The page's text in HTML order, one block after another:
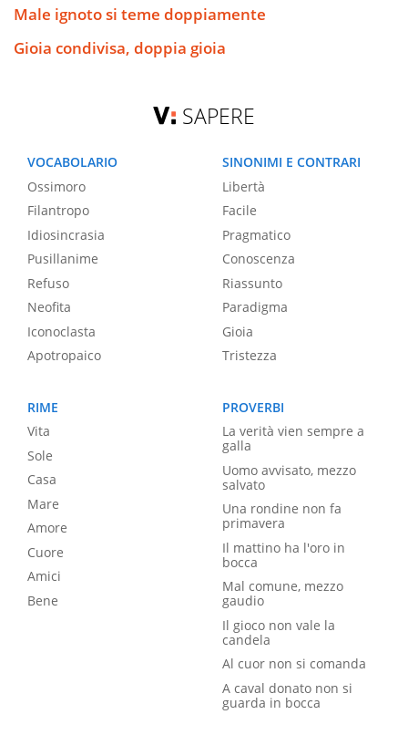
Male ignoto si teme doppiamente
Gioia condivisa, doppia gioia
SAPERE
VOCABOLARIO
Ossimoro
Filantropo
Idiosincrasia
Pusillanime
Refuso
Neofita
Iconoclasta
Apotropaico
SINONIMI E CONTRARI
Libertà
Facile
Pragmatico
Conoscenza
Riassunto
Paradigma
Gioia
Tristezza
RIME
Vita
Sole
Casa
Mare
Amore
Cuore
Amici
Bene
PROVERBI
La verità vien sempre a
galla
Uomo avvisato, mezzo
salvato
Una rondine non fa
primavera
Il mattino ha l'oro in
bocca
Mal comune, mezzo
gaudio
Il gioco non vale la
candela
Al cuor non si comanda
A caval donato non si
guarda in bocca